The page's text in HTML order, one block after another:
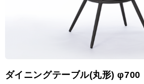
ダイニングテーブル(丸形) φ700